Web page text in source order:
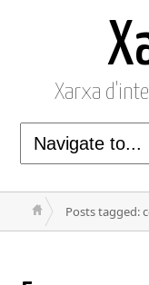
Xarxa
Posts tagged: